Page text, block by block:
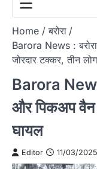
Home
बरोरा
Barora News :
जोरदार टक्कर, तीन
Barora News
और पिकअप वैन
घायल
Editor 11/03/2025